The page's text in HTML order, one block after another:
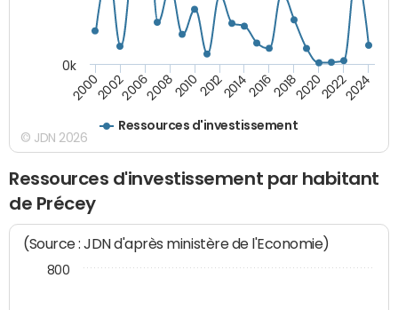
Ressources d'investissement
200020022006200820102012201420162018202020222024
0k
© JDN 2026
Ressources d'investissement par habitant
de Précey
(Source : JDN d'après ministère de l'Economie)
800